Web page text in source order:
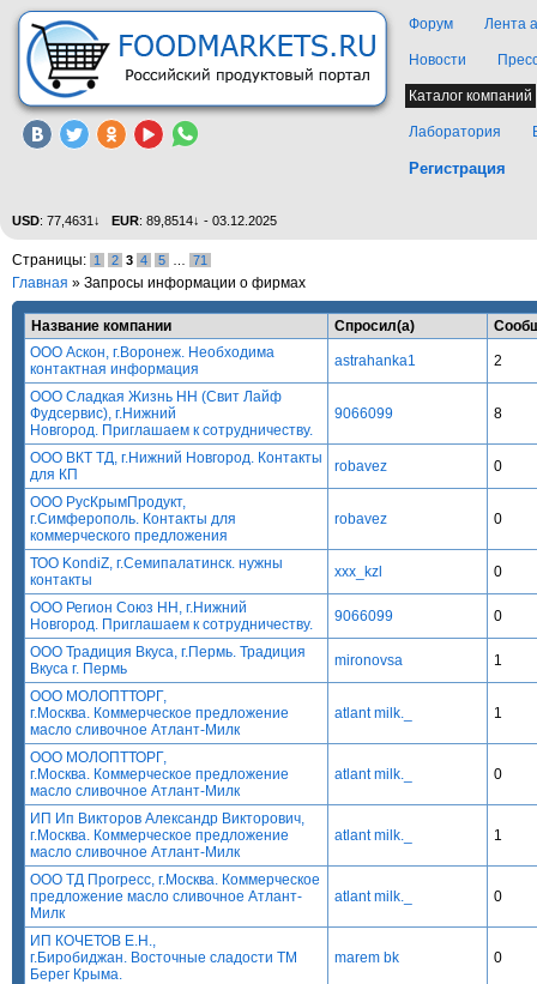
Форум Лента
Новости
Каталог компаний
Лаборатория
Регистрация
USD: 77,4631↓ EUR: 89,8514↓ - 03.12.2025
Страницы: 1 2 3 4 5 71
Главная » Запросы информации о фирмах
Название компании Спросил(а)
ООО Аскон, г.Воронеж. Необходима
контактная информация
astrahanka1 2
ООО Сладкая Жизнь НН (Свит Лайф
Фудсервис), г.Нижний
Новгород. Приглашаем к сотрудничеству.
9066099 8
ООО ВКТ ТД, г.Нижний Новгород. Контакты
для КП
robavez 0
ООО РусКрымПродукт,
г.Симферополь. Контакты для
коммерческого предложения
robavez 0
ТОО KondiZ, г.Семипалатинск. нужны
контакты
xxx_kzl 0
ООО Регион Союз НН, г.Нижний
Новгород. Приглашаем к сотрудничеству.
9066099 0
ООО Традиция Вкуса, г.Пермь. Традиция
Вкуса г. Пермь
mironovsa 1
ООО МОЛОПТТОРГ,
г.Москва. Коммерческое предложение
масло сливочное Атлант-Милк
atlant milk._ 1
ООО МОЛОПТТОРГ,
г.Москва. Коммерческое предложение
масло сливочное Атлант-Милк
atlant milk._ 0
ИП Ип Викторов Александр Викторович,
г.Москва. Коммерческое предложение
масло сливочное Атлант-Милк
atlant milk._ 1
ООО ТД Прогресс, г.Москва. Коммерческое
предложение масло сливочное Атлант-
Милк
atlant milk._ 0
ИП КОЧЕТОВ Е.Н.,
г.Биробиджан. Восточные сладости ТМ
Берег Крыма.
marem bk 0